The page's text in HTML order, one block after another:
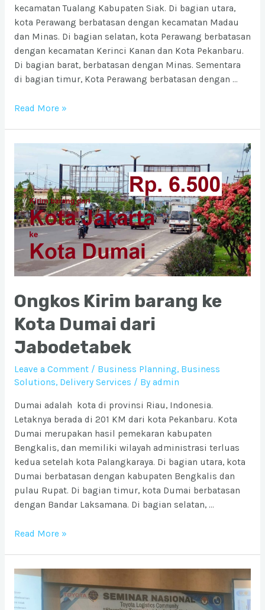
kecamatan Tualang Kabupaten Siak. Di bagian utara,
kota Perawang berbatasan dengan kecamatan Madau
dan Minas. Di bagian selatan, kota Perawang berbatasan
dengan kecamatan Kerinci Kanan dan Kota Pekanbaru.
Di bagian barat, berbatasan dengan Minas. Sementara
di bagian timur, Kota Perawang berbatasan dengan …
Ongkos
Perawang
dari
Jabodetabek
Read More »
Ongkos Kirim barang ke
Kota Dumai dari
Jabodetabek
Leave a Comment / Business Planning, Business
Solutions, Delivery Services / By admin
Dumai adalah kota di provinsi Riau, Indonesia.
Letaknya berada di 201 KM dari kota Pekanbaru. Kota
Dumai merupakan hasil pemekaran kabupaten
Bengkalis, dan memiliki wilayah administrasi terluas
kedua setelah kota Palangkaraya. Di bagian utara, kota
Dumai berbatasan dengan kabupaten Bengkalis dan
pulau Rupat. Di bagian timur, kota Dumai berbatasan
dengan Bandar Laksamana. Di bagian selatan, …
Ongkos
ke
Kota
Dumai
Read More »